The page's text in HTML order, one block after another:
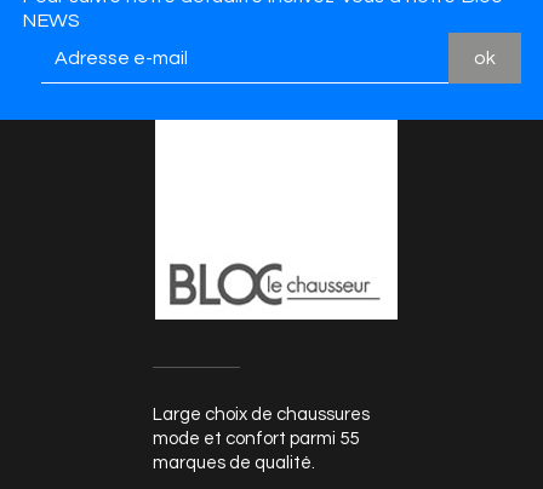
NEWS
Large choix de chaussures
mode et confort parmi 55
marques de qualité.